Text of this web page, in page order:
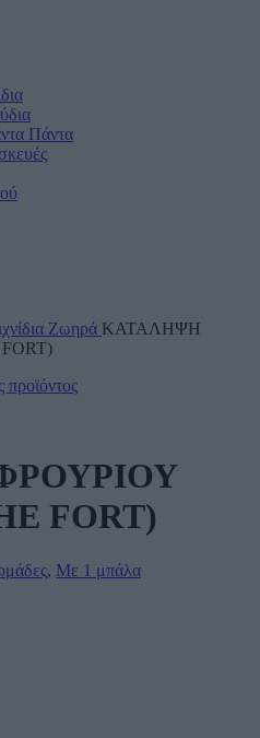
Πάντα
Ζωηρά ΚΑΤΑΛΗΨΗ
FORT)
, Με 1 μπάλα